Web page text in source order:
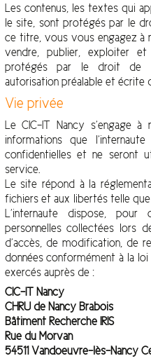
Les contenus, les textes qui
le site, sont protégés par le
ce titre, vous vous engagez à
vendre, publier, exploiter
protégés par le droit de
autorisation préalable et écrite
Vie privée
Le CIC-IT Nancy s’engage
informations que
confidentielles et ne seront
service.
Le site répond à la
fichiers et aux libertés telle que
L’internaute dispose,
personnelles collectées lors
d’accès, de modification, de
données conformément à la
exercés auprès de :
CIC-IT Nancy
CHRU de Nancy Brabois
Bâtiment Recherche IRIS
Rue du Morvan
54511 Vandoeuvre-lès-Nancy